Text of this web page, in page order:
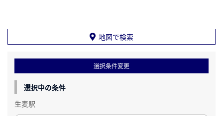
地図で検索
選択条件変更
選択中の条件
生麦駅